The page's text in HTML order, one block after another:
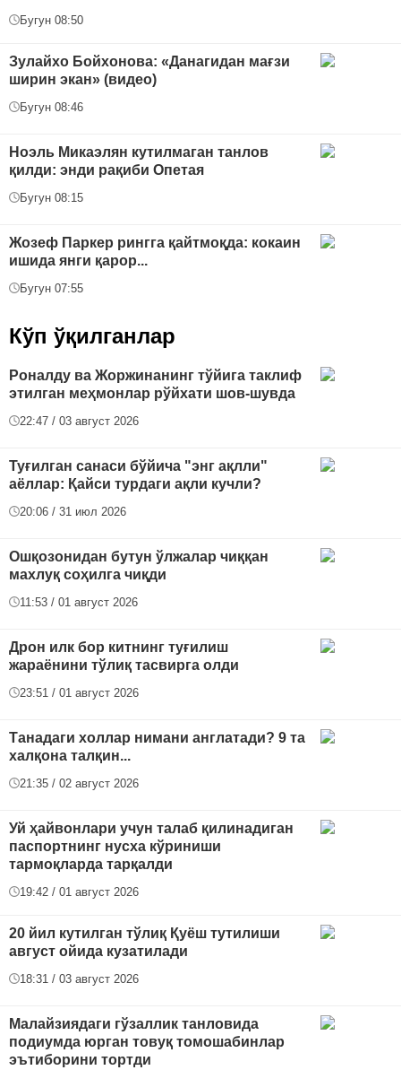
Бугун 08:50
Зулайхо Бойхонова: «Данагидан мағзи
ширин экан» (видео)
Бугун 08:46
Ноэль Микаэлян кутилмаган танлов
қилди: энди рақиби Опетая
Бугун 08:15
Жозеф Паркер рингга қайтмоқда: кокаин
ишида янги қарор...
Бугун 07:55
Кўп ўқилганлар
Роналду ва Жоржинанинг тўйига таклиф
этилган меҳмонлар рўйхати шов-шувда
22:47 / 03 август 2026
Туғилган санаси бўйича "энг ақлли"
аёллар: Қайси турдаги ақли кучли?
20:06 / 31 июл 2026
Ошқозонидан бутун ўлжалар чиққан
махлуқ соҳилга чиқди
11:53 / 01 август 2026
Дрон илк бор китнинг туғилиш
жараёнини тўлиқ тасвирга олди
23:51 / 01 август 2026
Танадаги холлар нимани англатади? 9 та
халқона талқин...
21:35 / 02 август 2026
Уй ҳайвонлари учун талаб қилинадиган
паспортнинг нусха кўриниши
тармоқларда тарқалди
19:42 / 01 август 2026
20 йил кутилган тўлиқ Қуёш тутилиши
август ойида кузатилади
18:31 / 03 август 2026
Малайзиядаги гўзаллик танловида
подиумда юрган товуқ томошабинлар
эътиборини тортди